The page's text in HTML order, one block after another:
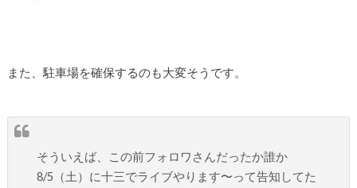
また、駐車場を確保するのも大変そうです。
そういえば、この前フォロワさんだったか誰か
8/5（土）に十三でライブやります〜って告知してた